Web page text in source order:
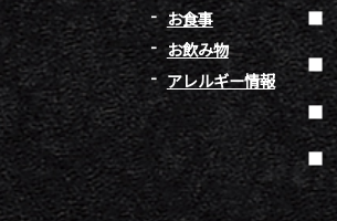
お食事
お飲み物
アレルギー情報